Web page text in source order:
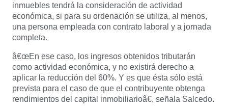
inmuebles tendrá la consideración de actividad
económica, si para su ordenación se utiliza, al menos,
una persona empleada con contrato laboral y a jornada
completa.
â€œEn ese caso, los ingresos obtenidos tributarán
como actividad económica, y no existirá derecho a
aplicar la reducción del 60%. Y es que ésta sólo está
prevista para el caso de que el contribuyente obtenga
rendimientos del capital inmobiliarioâ€, señala Salcedo.